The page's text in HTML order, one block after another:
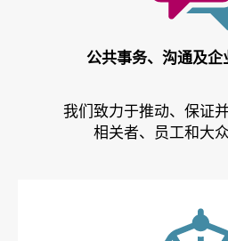
公共事务、沟通及企
我们致力于推动、保证
相关者、员工和大